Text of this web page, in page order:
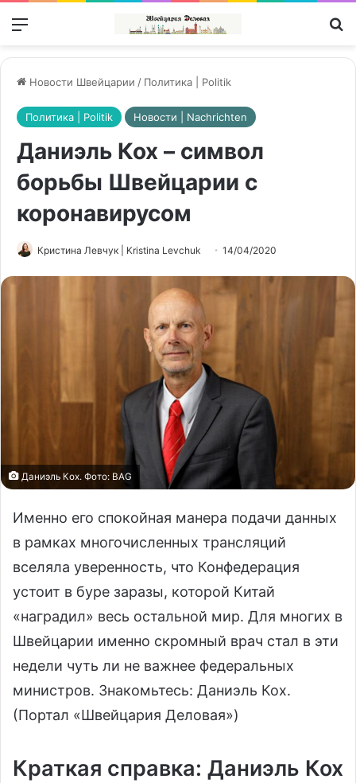
Меню
Новости Швейцарии / Политика | Politik
Политика | Politik Новости | Nachrichten
Даниэль Кох – символ
борьбы Швейцарии с
коронавирусом
Кристина Левчук | Kristina Levchuk 14/04/2020
Даниэль Кох. Фото: BAG
Именно его спокойная манера подачи данных
в рамках многочисленных трансляций
вселяла уверенность, что Конфедерация
устоит в буре заразы, которой Китай
«наградил» весь остальной мир. Для многих в
Швейцарии именно скромный врач стал в эти
недели чуть ли не важнее федеральных
министров. Знакомьтесь: Даниэль Кох.
(Портал «Швейцария Деловая»)
Краткая справка: Даниэль Кох